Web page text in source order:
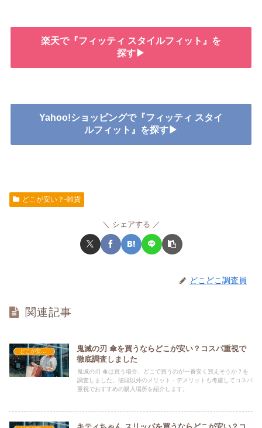
楽天で『フィッティ スタイルフィット』を
探す▶
Yahoo!ショッピングで『フィッティ スタイ
ルフィット』を探す▶
どこが安い？-雑貨
シェアする
どこどこ調査員
関連記事
どこが安い？-雑貨
鬼滅の刃 傘を買うならどこが安い？コスパ重視で
徹底調査しました
鬼滅の刃 傘は買う場合、どこで買うのが一番安く買えそうか？を
調査しました。値段以外のメリット・デメリットも考慮してコスパ
重視でおすすめの購入場所を紹介します。